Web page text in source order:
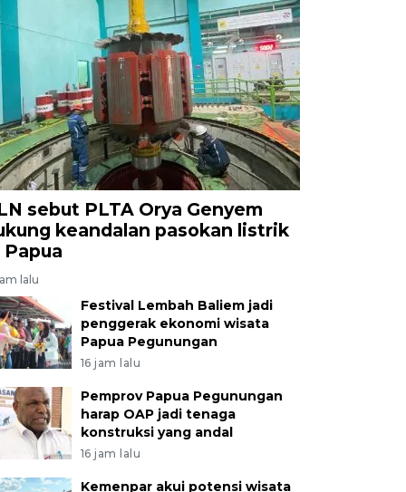
sebut PLTA Orya Genyem
keandalan pasokan listrik
Papua
lalu
Festival Lembah Baliem jadi
penggerak ekonomi wisata
Papua Pegunungan
16 jam lalu
Pemprov Papua Pegunungan
harap OAP jadi tenaga
konstruksi yang andal
16 jam lalu
Kemenpar akui potensi wisata